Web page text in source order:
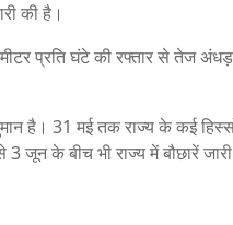
की है।
प्रति घंटे की रफ्तार से तेज
है। 31 मई तक राज्य के कई
के बीच भी राज्य में बौछारें जारी